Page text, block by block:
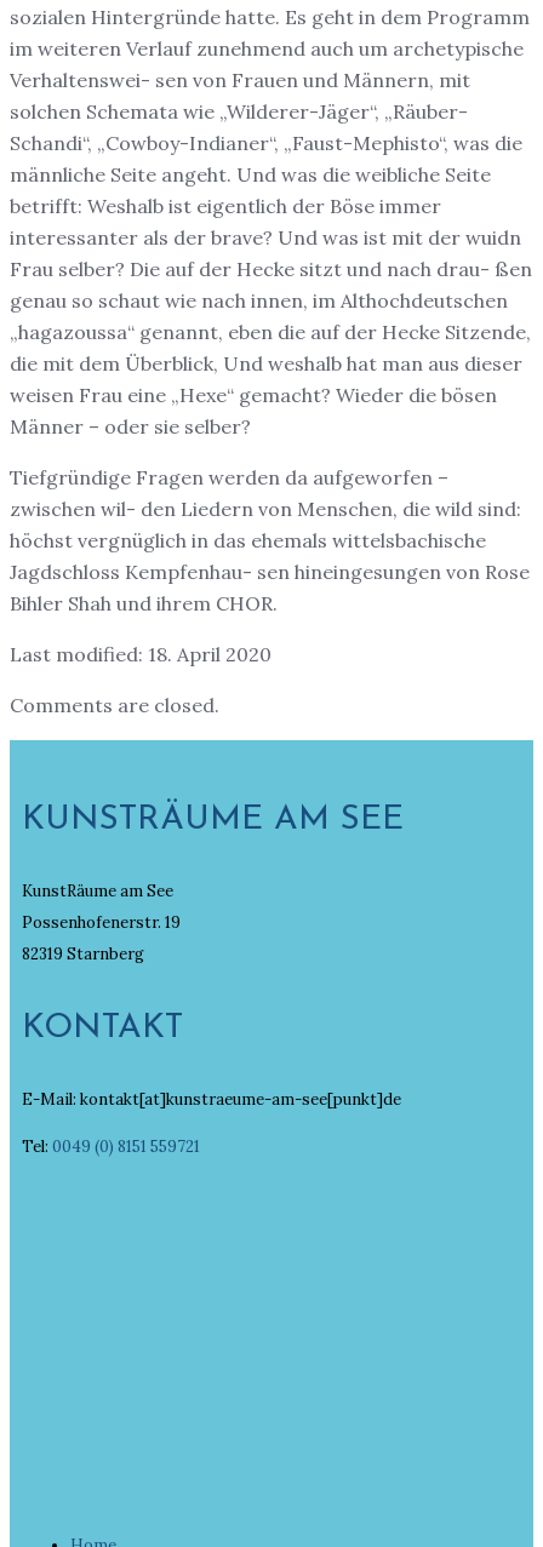
sozialen Hintergründe hatte. Es geht in dem Programm
im weiteren Verlauf zunehmend auch um archetypische
Verhaltenswei- sen von Frauen und Männern, mit
solchen Schemata wie „Wilderer-Jäger“, „Räuber-
Schandi“, „Cowboy-Indianer“, „Faust-Mephisto“, was die
männliche Seite angeht. Und was die weibliche Seite
betrifft: Weshalb ist eigentlich der Böse immer
interessanter als der brave? Und was ist mit der wuidn
Frau selber? Die auf der Hecke sitzt und nach drau- ßen
genau so schaut wie nach innen, im Althochdeutschen
„hagazoussa“ genannt, eben die auf der Hecke Sitzende,
die mit dem Überblick, Und weshalb hat man aus dieser
weisen Frau eine „Hexe“ gemacht? Wieder die bösen
Männer – oder sie selber?
Tiefgründige Fragen werden da aufgeworfen –
zwischen wil- den Liedern von Menschen, die wild sind:
höchst vergnüglich in das ehemals wittelsbachische
Jagdschloss Kempfenhau- sen hineingesungen von Rose
Bihler Shah und ihrem CHOR.
Last modified: 18. April 2020
Comments are closed.
KUNSTRÄUME AM SEE
KunstRäume am See
Possenhofenerstr. 19
82319 Starnberg
KONTAKT
E-Mail: kontakt[at]kunstraeume-am-see[punkt]de
Tel: 0049 (0) 8151 559721